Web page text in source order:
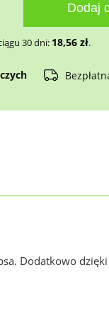
Dodaj
30 dni: 18,56 zł.
Dodatkowo